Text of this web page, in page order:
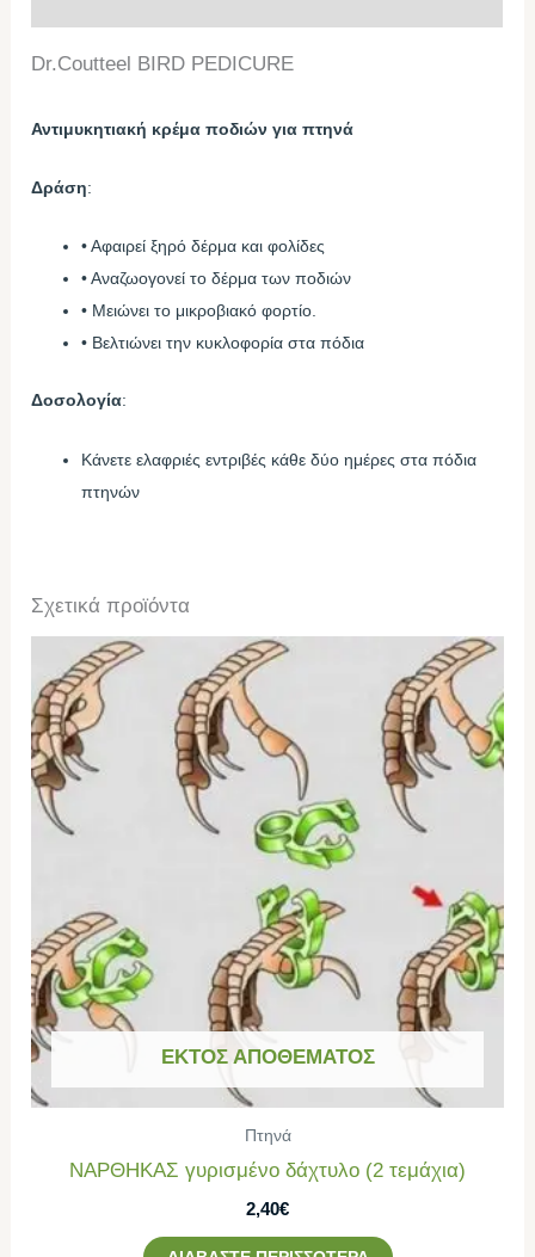
Dr.Coutteel BIRD PEDICURE
Αντιμυκητιακή κρέμα ποδιών για πτηνά
Δράση:
• Αφαιρεί ξηρό δέρμα και φολίδες
• Αναζωογονεί το δέρμα των ποδιών
• Μειώνει το μικροβιακό φορτίο.
• Βελτιώνει την κυκλοφορία στα πόδια
Δοσολογία:
Kάνετε ελαφριές εντριβές κάθε δύο ημέρες στα πόδια
πτηνών
Σχετικά προϊόντα
ΕΚΤΌΣ ΑΠΟΘΈΜΑΤΟΣ
Πτηνά
ΝΑΡΘΗΚΑΣ γυρισμένο δάχτυλο (2 τεμάχια)
2,40€